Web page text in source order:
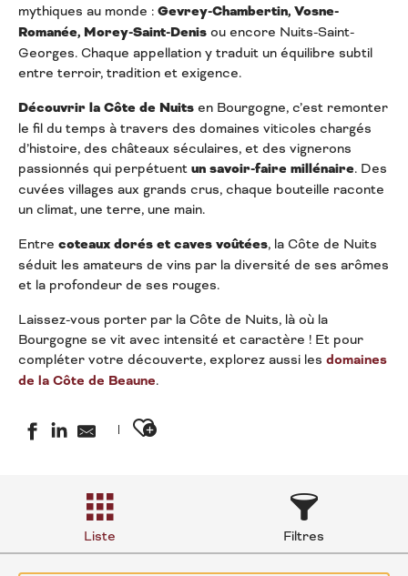
mythiques au monde : Gevrey-Chambertin, Vosne-
Romanée, Morey-Saint-Denis ou encore Nuits-Saint-
Georges. Chaque appellation y traduit un équilibre subtil
entre terroir, tradition et exigence.
Découvrir la Côte de Nuits en Bourgogne, c’est remonter
le fil du temps à travers des domaines viticoles chargés
d’histoire, des châteaux séculaires, et des vignerons
passionnés qui perpétuent un savoir-faire millénaire. Des
cuvées villages aux grands crus, chaque bouteille raconte
un climat, une terre, une main.
Entre coteaux dorés et caves voûtées, la Côte de Nuits
séduit les amateurs de vins par la diversité de ses arômes
et la profondeur de ses rouges.
Laissez-vous porter par la Côte de Nuits, là où la
Bourgogne se vit avec intensité et caractère ! Et pour
compléter votre découverte, explorez aussi les domaines
de la Côte de Beaune.
Ajouter aux favoris
Liste Filtres